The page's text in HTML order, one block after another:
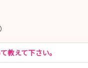
教えて下さい。